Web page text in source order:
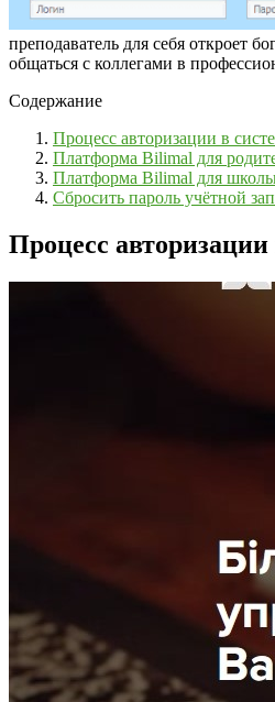
преподаватель для себя откроет
общаться с коллегами в
Содержание
Процесс авторизации в
Платформа Bilimal для
Платформа Bilimal для
Сбросить пароль учётной
Процесс авторизации